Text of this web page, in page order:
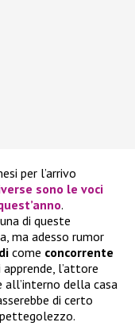
per l’arrivo
sono le voci
.
di queste
ma adesso rumor
come concorrente
l’attore
all’interno della casa
di certo